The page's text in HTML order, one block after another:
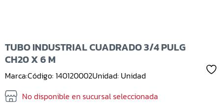
TUBO INDUSTRIAL CUADRADO 3/4 PULG
CH20 X 6 M
Marca:Código: 140120002Unidad: Unidad
No disponible en sucursal seleccionada